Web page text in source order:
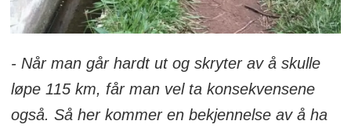
- Når man går hardt ut og skryter av å skulle
løpe 115 km, får man vel ta konsekvensene
også. Så her kommer en bekjennelse av å ha